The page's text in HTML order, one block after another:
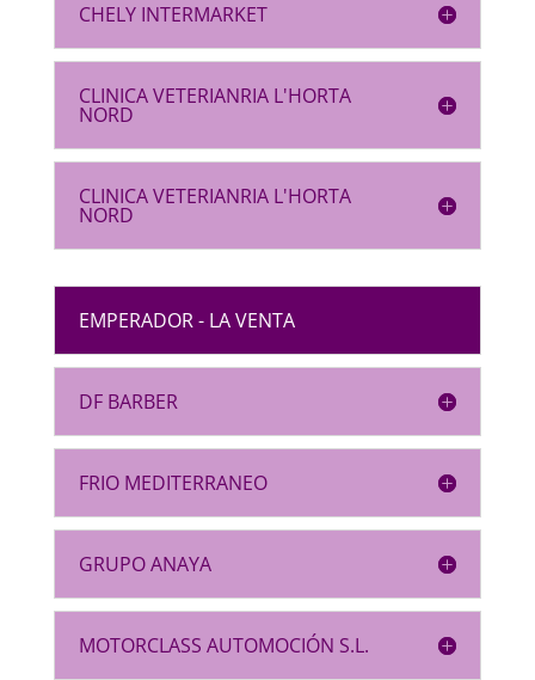
CHELY INTERMARKET
CLINICA VETERIANRIA L'HORTA
NORD
CLINICA VETERIANRIA L'HORTA
NORD
EMPERADOR - LA VENTA
DF BARBER
FRIO MEDITERRANEO
GRUPO ANAYA
MOTORCLASS AUTOMOCIÓN S.L.